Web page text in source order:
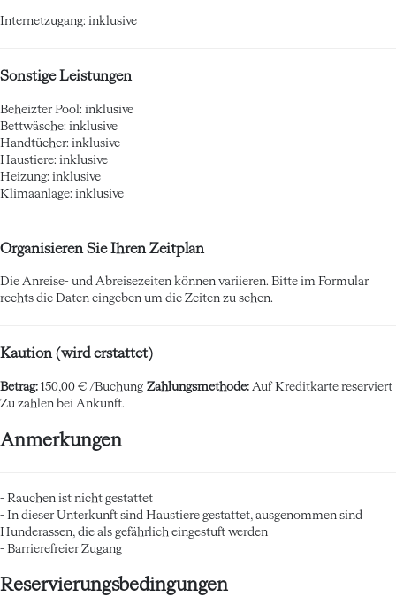
Internetzugang: inklusive
Sonstige Leistungen
Beheizter Pool: inklusive
Bettwäsche: inklusive
Handtücher: inklusive
Haustiere: inklusive
Heizung: inklusive
Klimaanlage: inklusive
Organisieren Sie Ihren Zeitplan
Die Anreise- und Abreisezeiten können variieren. Bitte im Formular
rechts die Daten eingeben um die Zeiten zu sehen.
Kaution (wird erstattet)
Betrag: 150,00 € /Buchung Zahlungsmethode: Auf Kreditkarte reserviert
Zu zahlen bei Ankunft.
Anmerkungen
- Rauchen ist nicht gestattet
- In dieser Unterkunft sind Haustiere gestattet, ausgenommen sind
Hunderassen, die als gefährlich eingestuft werden
- Barrierefreier Zugang
Reservierungsbedingungen